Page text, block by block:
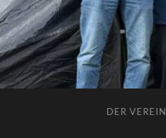
DER VEREIN